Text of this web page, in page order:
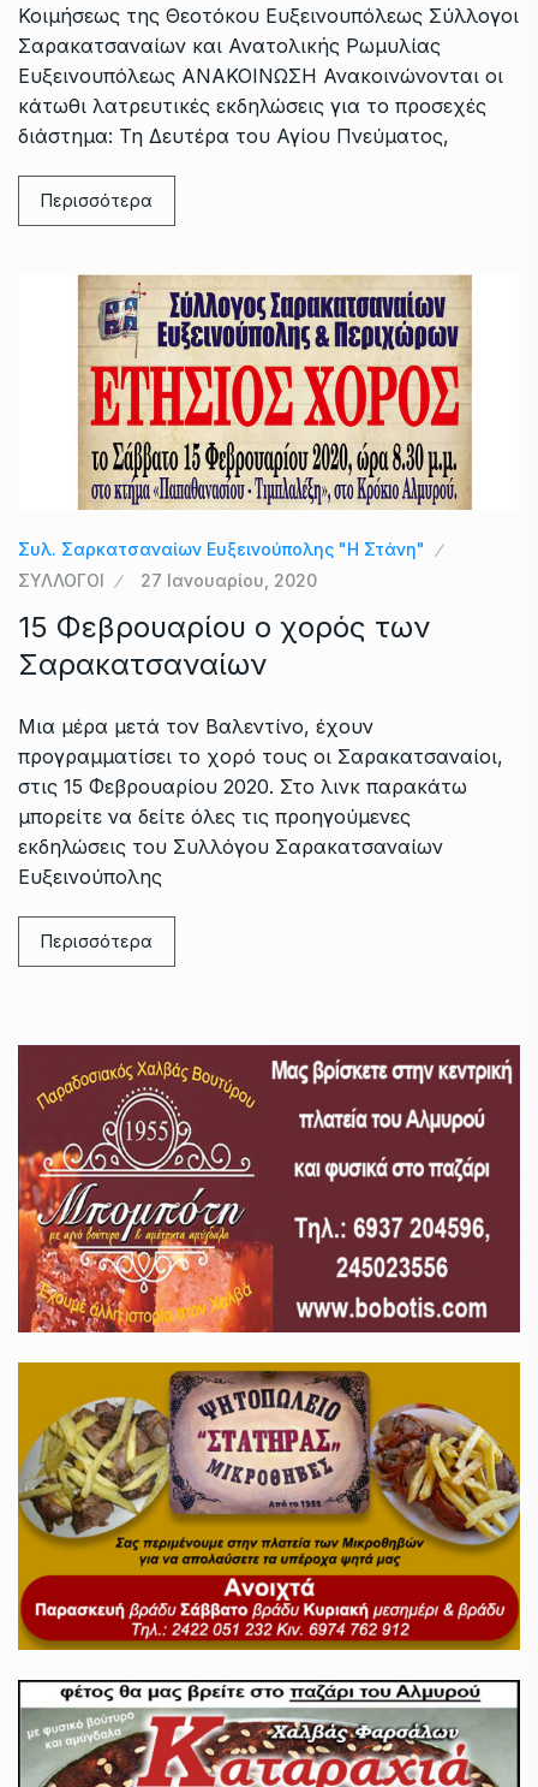
Κοιμήσεως της Θεοτόκου Ευξεινουπόλεως Σύλλογοι
Σαρακατσαναίων και Ανατολικής Ρωμυλίας
Ευξεινουπόλεως ΑΝΑΚΟΙΝΩΣΗ Ανακοινώνονται οι
κάτωθι λατρευτικές εκδηλώσεις για το προσεχές
διάστημα: Τη Δευτέρα του Αγίου Πνεύματος,
Περισσότερα
Συλ. Σαρκατσαναίων Ευξεινούπολης "Η Στάνη"
ΣΥΛΛΟΓΟΙ
27 Ιανουαρίου, 2020
15 Φεβρουαρίου ο χορός των
Σαρακατσαναίων
Μια μέρα μετά τον Βαλεντίνο, έχουν
προγραμματίσει το χορό τους οι Σαρακατσαναίοι,
στις 15 Φεβρουαρίου 2020. Στο λινκ παρακάτω
μπορείτε να δείτε όλες τις προηγούμενες
εκδηλώσεις του Συλλόγου Σαρακατσαναίων
Ευξεινούπολης
Περισσότερα